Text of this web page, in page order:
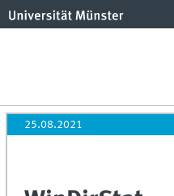
25.08.2021